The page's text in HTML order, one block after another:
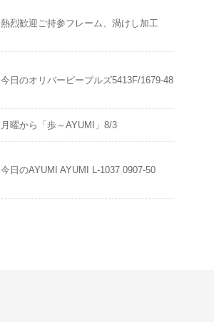
熱烈歓迎ご持参フレーム、渦けし加工
今日のオリバーピープルズ5413F/1679-48
月曜から「歩～AYUMI」8/3
今日のAYUMI AYUMI L-1037 0907-50